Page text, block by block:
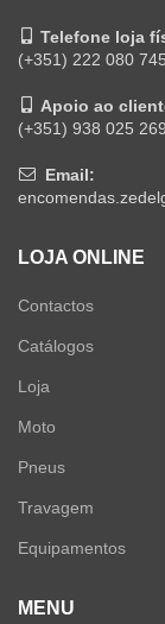
Telefone loja
(+351) 222 080 745
Apoio ao
(+351) 938 025 269
Email:
LOJA ONLINE
Contactos
Catálogos
Loja
Moto
Pneus
Travagem
Equipamentos
MENU